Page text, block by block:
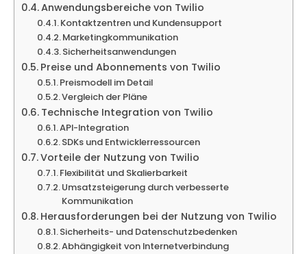
Anwendungsbereiche von Twilio
Kontaktzentren und Kundensupport
Marketingkommunikation
Sicherheitsanwendungen
Preise und Abonnements von Twilio
Preismodell im Detail
Vergleich der Pläne
Technische Integration von Twilio
API-Integration
SDKs und Entwicklerressourcen
Vorteile der Nutzung von Twilio
Flexibilität und Skalierbarkeit
Umsatzsteigerung durch verbesserte
Kommunikation
Herausforderungen bei der Nutzung von Twilio
Sicherheits- und Datenschutzbedenken
Abhängigkeit von Internetverbindung